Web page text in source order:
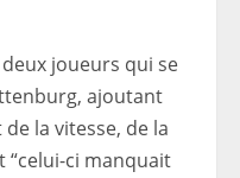
deux joueurs qui se
ajoutant
la vitesse, de la
“celui-ci manquait